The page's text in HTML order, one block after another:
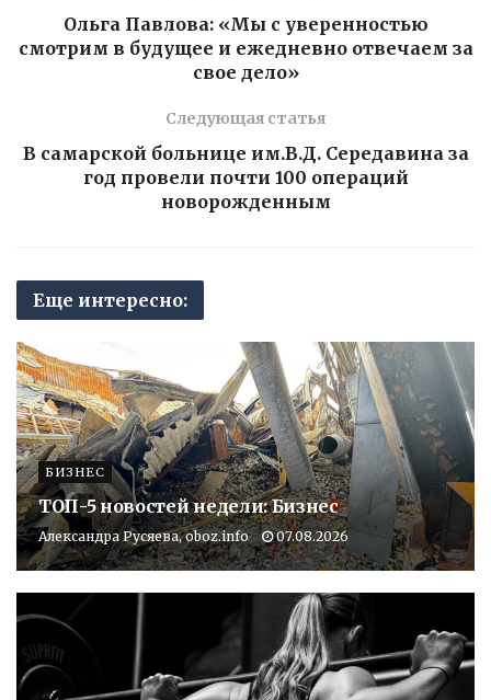
Ольга Павлова: «Мы с уверенностью
смотрим в будущее и ежедневно отвечаем за
свое дело»
Следующая статья
В самарской больнице им.В.Д. Середавина за
год провели почти 100 операций
новорожденным
Еще интересно:
БИЗНЕС
ТОП-5 новостей недели: Бизнес
Александра Русяева, oboz.info 07.08.2026